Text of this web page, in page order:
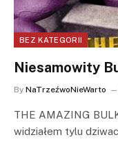
BEZ KATEGORII
Niesamowity
By NaTrzeźwoNieWarto
THE AMAZING
widziałem tylu